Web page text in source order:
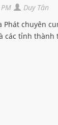
Duy Tân
Phát chuyên
các tỉnh thành